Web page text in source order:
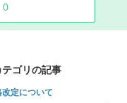
0
テゴリの記事
定について